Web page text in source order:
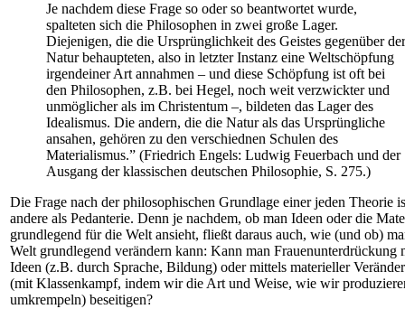
Je nachdem diese Frage so oder so beantwortet wurde,
spalteten sich die Philosophen in zwei große Lager.
Diejenigen, die die Ursprünglichkeit des Geistes gegenüber der
Natur behaupteten, also in letzter Instanz eine Weltschöpfung
irgendeiner Art annahmen – und diese Schöpfung ist oft bei
den Philosophen, z.B. bei Hegel, noch weit verzwickter und
unmöglicher als im Christentum –, bildeten das Lager des
Idealismus. Die andern, die die Natur als das Ursprüngliche
ansahen, gehören zu den verschiednen Schulen des
Materialismus.” (Friedrich Engels: Ludwig Feuerbach und der
Ausgang der klassischen deutschen Philosophie, S. 275.)
Die Frage nach der philosophischen Grundlage einer jeden Theorie
andere als Pedanterie. Denn je nachdem, ob man Ideen oder die
grundlegend für die Welt ansieht, fließt daraus auch, wie (und ob)
Welt grundlegend verändern kann: Kann man Frauenunterdrückung
Ideen (z.B. durch Sprache, Bildung) oder mittels materieller
(mit Klassenkampf, indem wir die Art und Weise, wie wir
umkrempeln) beseitigen?